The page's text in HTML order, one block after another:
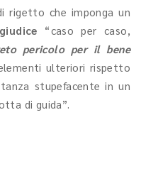
rigetto che imponga un
“caso per caso,
pericolo per il bene
ulteriori rispetto
stupefacente in un
di guida”.